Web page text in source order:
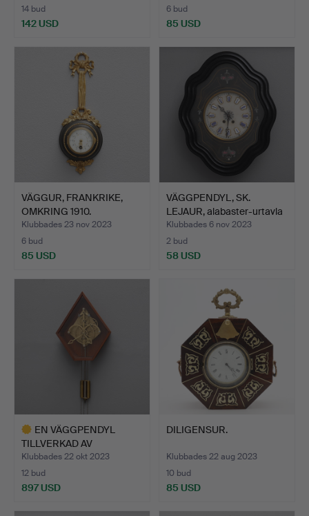
14 bud
142 USD
6 bud
85 USD
VÄGGUR, FRANKRIKE,
OMKRING 1910.
Klubbades 23 nov 2023
6 bud
85 USD
VÄGGPENDYL, SK.
LEJAUR, alabaster-urtavla
…
Klubbades 6 nov 2023
2 bud
58 USD
EN VÄGGPENDYL
TILLVERKAD AV
KYRKOHERDEN EM…
Klubbades 22 okt 2023
12 bud
897 USD
DILIGENSUR.
Klubbades 22 aug 2023
10 bud
85 USD